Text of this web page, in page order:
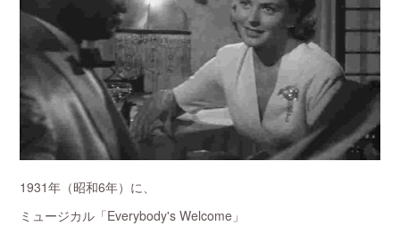
1931年（昭和6年）に、
ミュージカル「Everybody's Welcome」